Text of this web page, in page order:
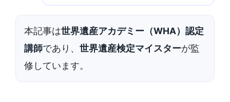
本記事は世界遺産アカデミー（WHA）認定
講師であり、 世界遺産検定マイスターが監
修しています。